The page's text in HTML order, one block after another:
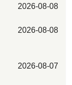
2026-08-08
2026-08-08
2026-08-07